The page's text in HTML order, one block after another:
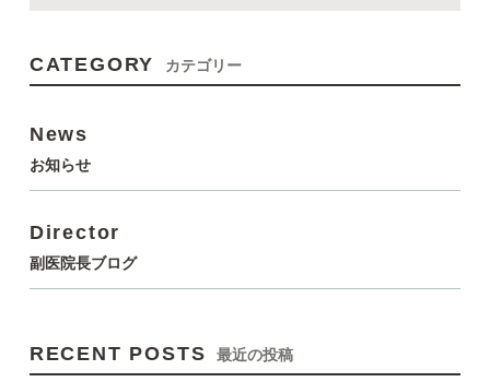
CATEGORY カテゴリー
News
お知らせ
Director
副医院長ブログ
RECENT POSTS 最近の投稿